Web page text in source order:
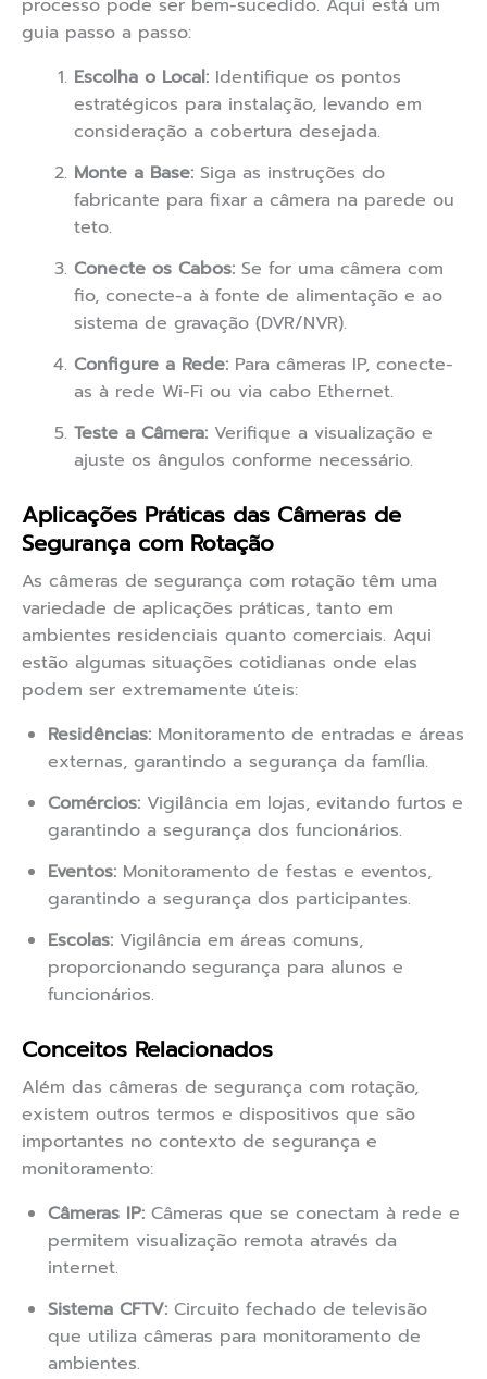
processo pode ser bem-sucedido. Aqui está um
guia passo a passo:
Escolha o Local: Identifique os pontos
estratégicos para instalação, levando em
consideração a cobertura desejada.
Monte a Base: Siga as instruções do
fabricante para fixar a câmera na parede ou
teto.
Conecte os Cabos: Se for uma câmera com
fio, conecte-a à fonte de alimentação e ao
sistema de gravação (DVR/NVR).
Configure a Rede: Para câmeras IP, conecte-
as à rede Wi-Fi ou via cabo Ethernet.
Teste a Câmera: Verifique a visualização e
ajuste os ângulos conforme necessário.
Aplicações Práticas das Câmeras de
Segurança com Rotação
As câmeras de segurança com rotação têm uma
variedade de aplicações práticas, tanto em
ambientes residenciais quanto comerciais. Aqui
estão algumas situações cotidianas onde elas
podem ser extremamente úteis:
Residências: Monitoramento de entradas e áreas
externas, garantindo a segurança da família.
Comércios: Vigilância em lojas, evitando furtos e
garantindo a segurança dos funcionários.
Eventos: Monitoramento de festas e eventos,
garantindo a segurança dos participantes.
Escolas: Vigilância em áreas comuns,
proporcionando segurança para alunos e
funcionários.
Conceitos Relacionados
Além das câmeras de segurança com rotação,
existem outros termos e dispositivos que são
importantes no contexto de segurança e
monitoramento:
Câmeras IP: Câmeras que se conectam à rede e
permitem visualização remota através da
internet.
Sistema CFTV: Circuito fechado de televisão
que utiliza câmeras para monitoramento de
ambientes.